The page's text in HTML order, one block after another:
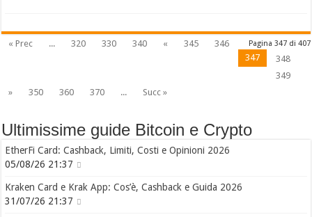
Pagina 347 di 407
« Prec ... 320 330 340 « 345
346
347
348
349
»
350 360 370 ... Succ »
Ultimissime guide Bitcoin e Crypto
EtherFi Card: Cashback, Limiti, Costi e Opinioni 2026
05/08/26 21:37
Kraken Card e Krak App: Cos’è, Cashback e Guida 2026
31/07/26 21:37